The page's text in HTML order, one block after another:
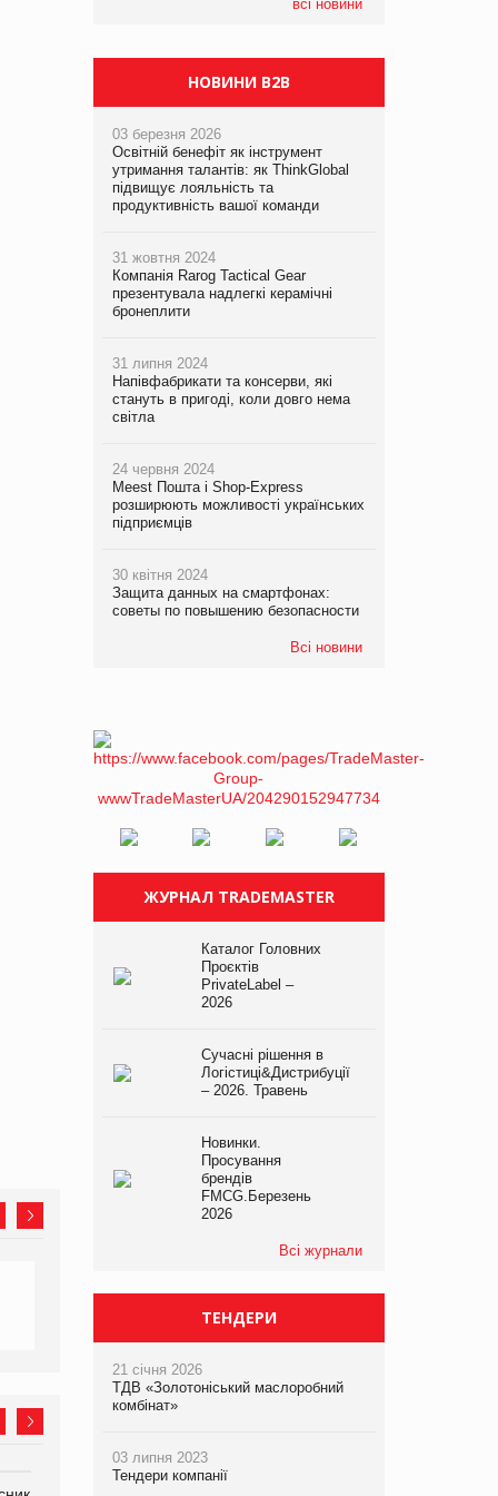
всі новини
НОВИНИ B2B
03 березня 2026
Освітній бенефіт як інструмент
утримання талантів: як ThinkGlobal
підвищує лояльність та
продуктивність вашої команди
31 жовтня 2024
Компанія Rarog Tactical Gear
презентувала надлегкі керамічні
бронеплити
31 липня 2024
Напівфабрикати та консерви, які
стануть в пригоді, коли довго нема
світла
24 червня 2024
Meest Пошта і Shop-Express
розширюють можливості українських
підприємців
30 квітня 2024
Защита данных на смартфонах:
советы по повышению безопасности
Всі новини
ЖУРНАЛ TRADEMASTER
Каталог Головних
Проєктів
PrivateLabel –
2026
Сучасні рішення в
Логістиці&Дистрибуції
– 2026. Травень
Новинки.
Просування
брендів
FMCG.Березень
2026
Всі журнали
ТЕНДЕРИ
21 січня 2026
ТДВ «Золотоніський маслоробний
комбінат»
03 липня 2023
Тендери компанії